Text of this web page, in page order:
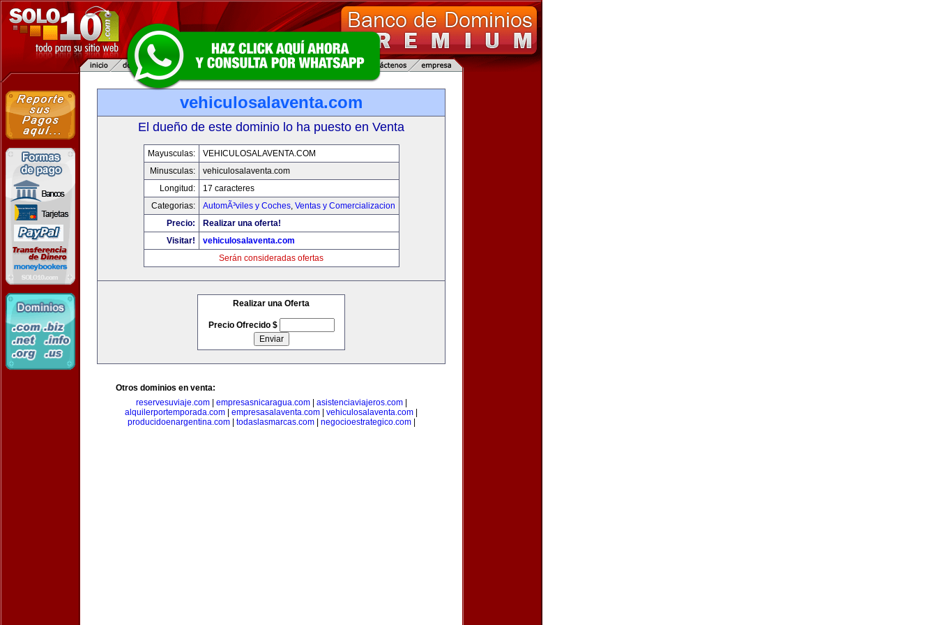
vehiculosalaventa.com
El dueño de este dominio lo ha puesto en Venta
Mayusculas:
VEHICULOSALAVENTA.COM
Minusculas:
vehiculosalaventa.com
Longitud:
17 caracteres
Categorias:
AutomÃ³viles y Coches, Ventas y Comercializacion
Precio:
Realizar una oferta!
Visitar!
vehiculosalaventa.com
Serán consideradas ofertas
Realizar una Oferta
Precio Ofrecido $
Otros dominios en venta:
reservesuviaje.com| empresasnicaragua.com| asistenciaviajeros.com|
alquilerportemporada.com
empresasalaventa.com vehiculosalaventa.com
producidoenargentina.com| todaslasmarcas.com| negocioestrategico.com|